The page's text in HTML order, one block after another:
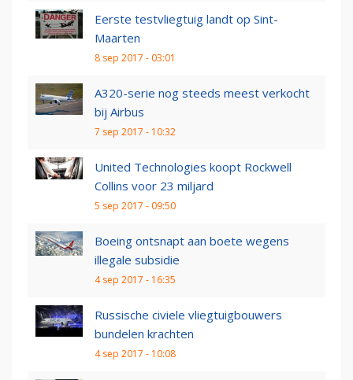
Eerste testvliegtuig landt op Sint-
Maarten
8 sep 2017 - 03:01
A320-serie nog steeds meest verkocht
bij Airbus
7 sep 2017 - 10:32
United Technologies koopt Rockwell
Collins voor 23 miljard
5 sep 2017 - 09:50
Boeing ontsnapt aan boete wegens
illegale subsidie
4 sep 2017 - 16:35
Russische civiele vliegtuigbouwers
bundelen krachten
4 sep 2017 - 10:08